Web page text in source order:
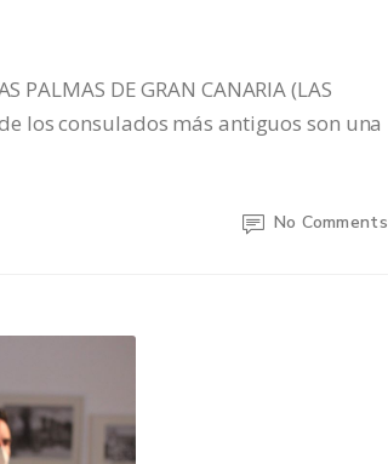
PALMAS DE GRAN CANARIA (LAS
los consulados más antiguos son una
No Comments